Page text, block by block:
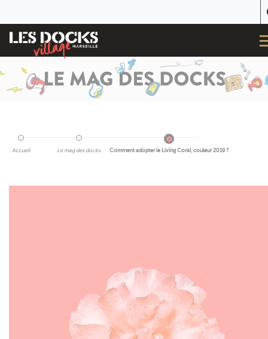
Accueil Le mag des docks Comment adopter le Living Coral, couleur 2019 ?